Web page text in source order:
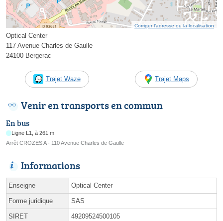
Corriger l’adresse ou la localisation
Optical Center
117 Avenue Charles de Gaulle
24100 Bergerac
Trajet Waze Trajet Maps
Venir en transports en commun
En bus
Ligne L1, à 261 m
Arrêt CROZES A - 110 Avenue Charles de Gaulle
Informations
Enseigne Optical Center
Forme juridique SAS
SIRET 49209524500105